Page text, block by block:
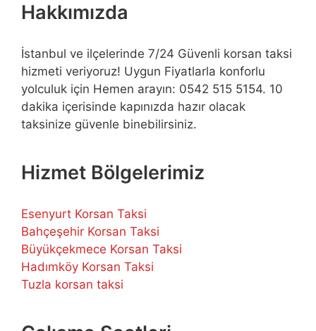
Hakkımızda
İstanbul ve ilçelerinde 7/24 Güvenli korsan taksi
hizmeti veriyoruz! Uygun Fiyatlarla konforlu
yolculuk için Hemen arayın: 0542 515 5154. 10
dakika içerisinde kapınızda hazır olacak
taksinize güvenle binebilirsiniz.
Hizmet Bölgelerimiz
Esenyurt Korsan Taksi
Bahçeşehir Korsan Taksi
Büyükçekmece Korsan Taksi
Hadımköy Korsan Taksi
Tuzla korsan taksi